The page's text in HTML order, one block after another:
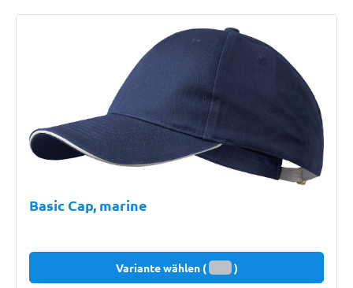
Basic Cap, marine
Variante wählen ( )